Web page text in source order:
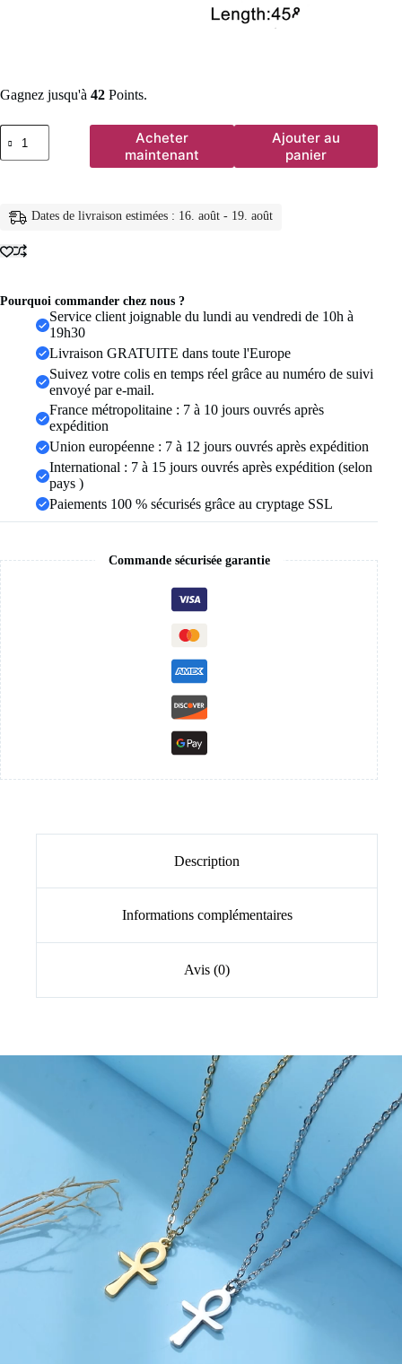
Gagnez jusqu'à 42 Points.
quantité
de
Lucktune
ankh
ankh
collier
inoxydable
amulette
égyptienne
inoxydable
pendentif
collier
femmes
Acheter
maintenant
Ajouter au
panier
Dates de livraison estimées : 16. août - 19. août
Pourquoi commander chez nous ?
Service client joignable du lundi au vendredi de 10h à
19h30
Livraison GRATUITE dans toute l'Europe
Suivez votre colis en temps réel grâce au numéro de suivi
envoyé par e-mail.
France métropolitaine : 7 à 10 jours ouvrés après
expédition
Union européenne : 7 à 12 jours ouvrés après expédition
International : 7 à 15 jours ouvrés après expédition (selon
pays )
Paiements 100 % sécurisés grâce au cryptage SSL
Commande sécurisée garantie
Description
Informations complémentaires
Avis (0)